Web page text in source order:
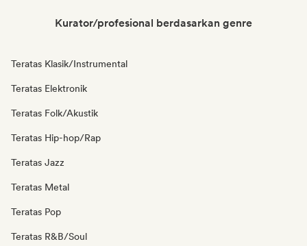
Kurator/profesional berdasarkan genre
Teratas Klasik/Instrumental
Teratas Elektronik
Teratas Folk/Akustik
Teratas Hip-hop/Rap
Teratas Jazz
Teratas Metal
Teratas Pop
Teratas R&B/Soul